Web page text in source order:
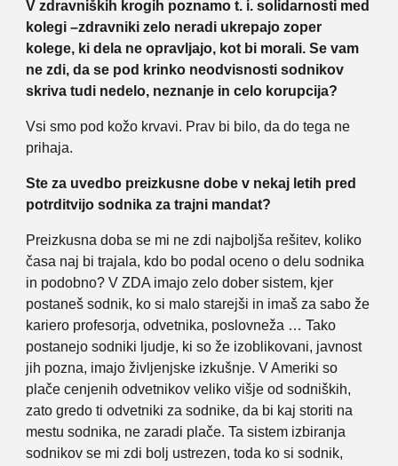
V zdravniških krogih poznamo t. i. solidarnosti med
kolegi –zdravniki zelo neradi ukrepajo zoper
kolege, ki dela ne opravljajo, kot bi morali. Se vam
ne zdi, da se pod krinko neodvisnosti sodnikov
skriva tudi nedelo, neznanje in celo korupcija?
Vsi smo pod kožo krvavi. Prav bi bilo, da do tega ne
prihaja.
Ste za uvedbo preizkusne dobe v nekaj letih pred
potrditvijo sodnika za trajni mandat?
Preizkusna doba se mi ne zdi najboljša rešitev, koliko
časa naj bi trajala, kdo bo podal oceno o delu sodnika
in podobno? V ZDA imajo zelo dober sistem, kjer
postaneš sodnik, ko si malo starejši in imaš za sabo že
kariero profesorja, odvetnika, poslovneža … Tako
postanejo sodniki ljudje, ki so že izoblikovani, javnost
jih pozna, imajo življenjske izkušnje. V Ameriki so
plače cenjenih odvetnikov veliko višje od sodniških,
zato gredo ti odvetniki za sodnike, da bi kaj storiti na
mestu sodnika, ne zaradi plače. Ta sistem izbiranja
sodnikov se mi zdi bolj ustrezen, toda ko si sodnik,